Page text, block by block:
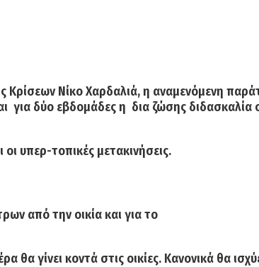
Κρίσεων Νίκο Χαρδαλιά, η αναμενόμενη
για δύο εβδομάδες η δια ζώσης διδασκαλία
υπερ-τοπικές μετακινήσεις.
από την οικία και για το
θα γίνει κοντά στις οικίες. Κανονικά θα